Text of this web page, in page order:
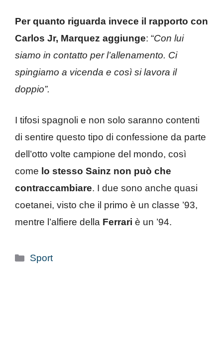
Per quanto riguarda invece il rapporto con
Carlos Jr, Marquez aggiunge: “Con lui
siamo in contatto per l’allenamento. Ci
spingiamo a vicenda e così si lavora il
doppio”.
I tifosi spagnoli e non solo saranno contenti
di sentire questo tipo di confessione da parte
dell’otto volte campione del mondo, così
come lo stesso Sainz non può che
contraccambiare. I due sono anche quasi
coetanei, visto che il primo è un classe ’93,
mentre l’alfiere della Ferrari è un ’94.
Categorie
Sport